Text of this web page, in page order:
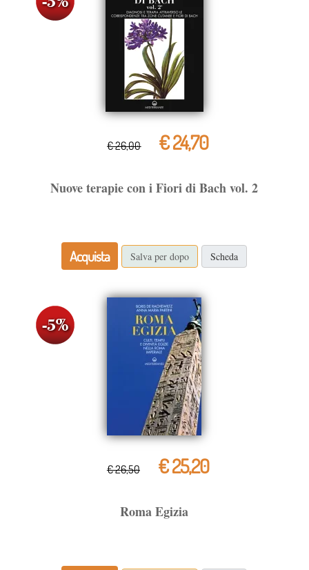
€ 26,00 € 24,70
Nuove terapie con i Fiori di Bach vol. 2
Acquista Salva per dopo Scheda
€ 26,50 € 25,20
Roma Egizia